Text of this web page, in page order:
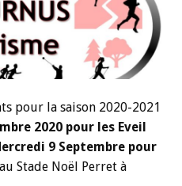
pour la saison 2020-2021
2020 pour les Eveil
9 Septembre pour
au Stade Noël Perret à